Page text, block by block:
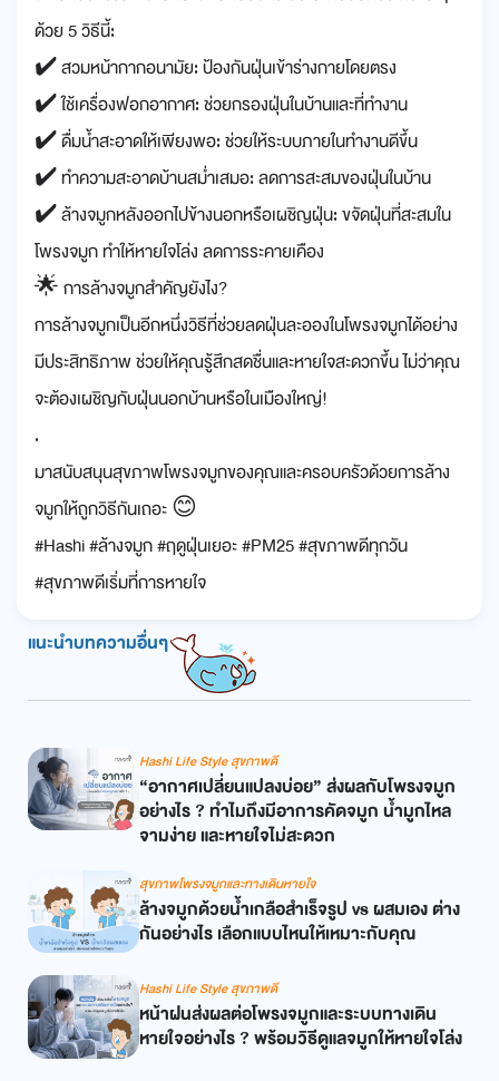
ด้วย 5 วิธีนี้:
✔️ สวมหน้ากากอนามัย: ป้องกันฝุ่นเข้าร่างกายโดยตรง
✔️ ใช้เครื่องฟอกอากาศ: ช่วยกรองฝุ่นในบ้านและที่ทำงาน
✔️ ดื่มน้ำสะอาดให้เพียงพอ: ช่วยให้ระบบภายในทำงานดีขึ้น
✔️ ทำความสะอาดบ้านสม่ำเสมอ: ลดการสะสมของฝุ่นในบ้าน
✔️ ล้างจมูกหลังออกไปข้างนอกหรือเผชิญฝุ่น: ขจัดฝุ่นที่สะสมใน
โพรงจมูก ทำให้หายใจโล่ง ลดการระคายเคือง
🌟 การล้างจมูกสำคัญยังไง?
การล้างจมูกเป็นอีกหนึ่งวิธีที่ช่วยลดฝุ่นละอองในโพรงจมูกได้อย่าง
มีประสิทธิภาพ ช่วยให้คุณรู้สึกสดชื่นและหายใจสะดวกขึ้น ไม่ว่าคุณ
จะต้องเผชิญกับฝุ่นนอกบ้านหรือในเมืองใหญ่!
.
มาสนับสนุนสุขภาพโพรงจมูกของคุณและครอบครัวด้วยการล้าง
จมูกให้ถูกวิธีกันเถอะ 😊
#Hashi #ล้างจมูก #ฤดูฝุ่นเยอะ #PM25 #สุขภาพดีทุกวัน
#สุขภาพดีเริ่มที่การหายใจ
แนะนำบทความอื่นๆ
Hashi Life Style สุขภาพดี
“อากาศเปลี่ยนแปลงบ่อย” ส่งผลกับโพรงจมูก
อย่างไร ? ทำไมถึงมีอาการคัดจมูก น้ำมูกไหล
จามง่าย และหายใจไม่สะดวก
สุขภาพโพรงจมูกและทางเดินหายใจ
ล้างจมูกด้วยน้ำเกลือสำเร็จรูป vs ผสมเอง ต่าง
กันอย่างไร เลือกแบบไหนให้เหมาะกับคุณ
Hashi Life Style สุขภาพดี
หน้าฝนส่งผลต่อโพรงจมูกและระบบทางเดิน
หายใจอย่างไร ? พร้อมวิธีดูแลจมูกให้หายใจโล่ง